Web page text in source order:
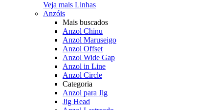
Veja mais Linhas
Anzóis
Mais buscados
Anzol Chinu
Anzol Maruseigo
Anzol Offset
Anzol Wide Gap
Anzol in Line
Anzol Circle
Categoria
Anzol para Jig
Jig Head